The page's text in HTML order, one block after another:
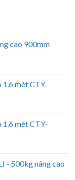
cao 900mm
1.6 mét CTY-
1.6 mét CTY-
- 500kg nâng cao